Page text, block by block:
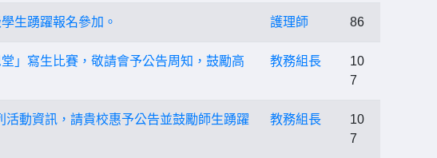
生踴躍報名參加。 護理師 86
」寫生比賽，敬請會予公告周知，鼓勵高
教務組長
10
7
動資訊，請貴校惠予公告並鼓勵師生踴躍
教務組長
10
7